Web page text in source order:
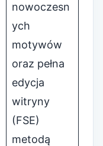
nowoczesn
ych
motywów
oraz pełna
edycja
witryny
(FSE)
metodą